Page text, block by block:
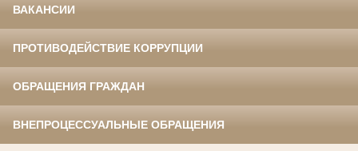
ВАКАНСИИ
ПРОТИВОДЕЙСТВИЕ КОРРУПЦИИ
ОБРАЩЕНИЯ ГРАЖДАН
ВНЕПРОЦЕССУАЛЬНЫЕ ОБРАЩЕНИЯ